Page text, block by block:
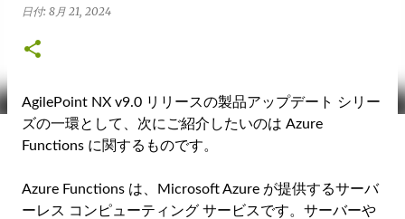
日付: 8月 21, 2024
AgilePoint NX v9.0 リリースの製品アップデート シリー
ズの一環として、次にご紹介したいのは Azure
Functions に関するものです。
Azure Functions は、Microsoft Azure が提供するサーバ
ーレス コンピューティング サービスです。サーバーや